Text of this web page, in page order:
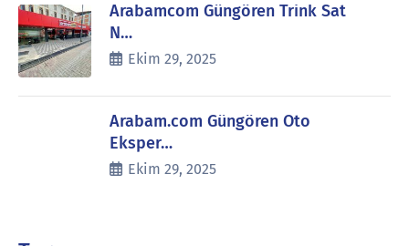
Arabamcom Güngören Trink Sat
N…
Ekim 29, 2025
Arabam.com Güngören Oto
Eksper…
Ekim 29, 2025